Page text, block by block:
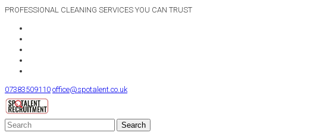
PROFESSIONAL CLEANING SERVICES YOU CAN TRUST
07383509110 office@spotalent.co.uk